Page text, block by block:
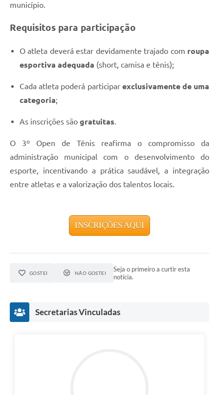
município.
Requisitos para participação
O atleta deverá estar devidamente trajado com roupa
esportiva adequada (short, camisa e tênis);
Cada atleta poderá participar exclusivamente de uma
categoria;
As inscrições são gratuitas
O 3º Open de Tênis reafirma o compromisso da
administração municipal com o desenvolvimento do
esporte, incentivando a prática saudável, a integração
entre atletas e a valorização dos talentos locais.
INSCRIÇÕES AQUI
GOSTEI NÃO GOSTEI
Seja o primeiro a curtir esta
notícia.
Secretarias Vinculadas